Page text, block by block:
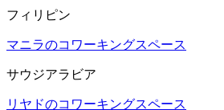
フィリピン
マニラのコワーキングスペース
サウジアラビア
リヤドのコワーキングスペース